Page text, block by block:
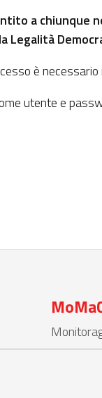
a
Legalità
è
utente e